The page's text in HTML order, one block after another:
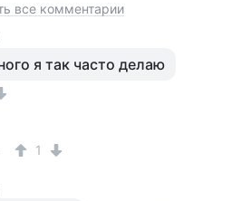
все комментарии
я так часто делаю
1